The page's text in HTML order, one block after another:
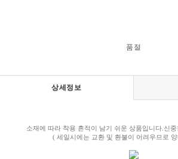
품절
상세정보
소재에 따라 착용 흔적이 남기 쉬운 상품입니다.신
( 세일시에는 교환 및 환불이 어려우므로